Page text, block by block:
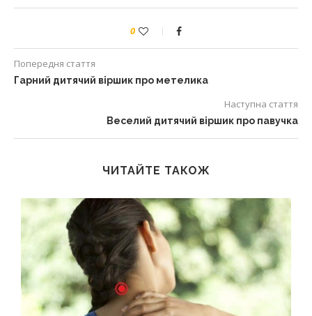
0
Попередня стаття
Гарний дитячий віршик про метелика
Наступна стаття
Веселий дитячий віршик про павучка
ЧИТАЙТЕ ТАКОЖ